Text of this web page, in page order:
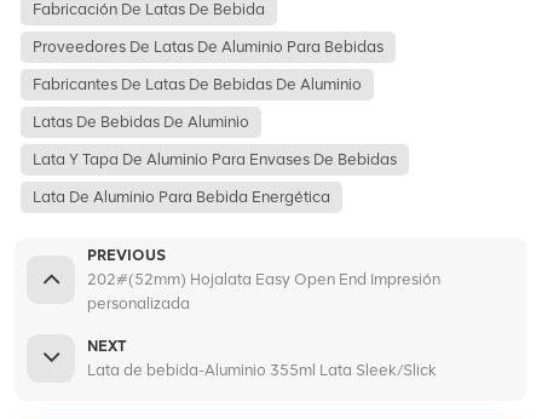
Fabricación De Latas De Bebida
Proveedores De Latas De Aluminio Para Bebidas
Fabricantes De Latas De Bebidas De Aluminio
Latas De Bebidas De Aluminio
Lata Y Tapa De Aluminio Para Envases De Bebidas
Lata De Aluminio Para Bebida Energética
PREVIOUS
202#(52mm) Hojalata Easy Open End Impresión
personalizada
NEXT
Lata de bebida-Aluminio 355ml Lata Sleek/Slick